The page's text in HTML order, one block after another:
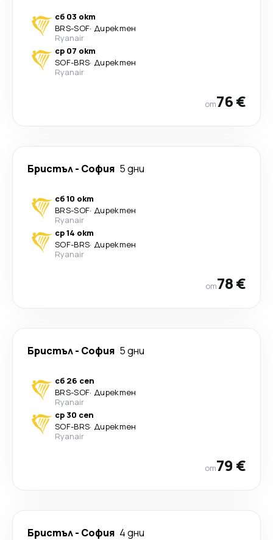
сб 03 окт
BRS-SOF· Директен
Ryanair
ср 07 окт
SOF-BRS· Директен
Ryanair
от76 €
Бристъл- София 5 дни
сб 10 окт
BRS-SOF· Директен
Ryanair
ср 14 окт
SOF-BRS· Директен
Ryanair
от78 €
Бристъл- София 5 дни
сб 26 сеп
BRS-SOF· Директен
Ryanair
ср 30 сеп
SOF-BRS· Директен
Ryanair
от79 €
Бристъл- София 4 дни